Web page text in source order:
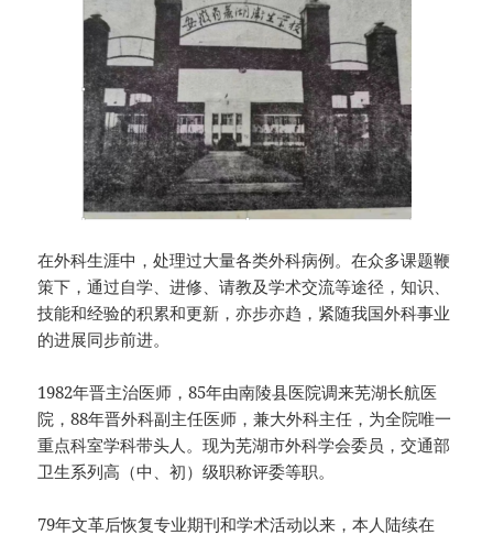
在外科生涯中，处理过大量各类外科病例。在众多课题鞭
策下，通过自学、进修、请教及学术交流等途径，知识、
技能和经验的积累和更新，亦步亦趋，紧随我国外科事业
的进展同步前进。
1982年晋主治医师，85年由南陵县医院调来芜湖长航医
院，88年晋外科副主任医师，兼大外科主任，为全院唯一
重点科室学科带头人。现为芜湖市外科学会委员，交通部
卫生系列高（中、初）级职称评委等职。
79年文革后恢复专业期刊和学术活动以来，本人陆续在